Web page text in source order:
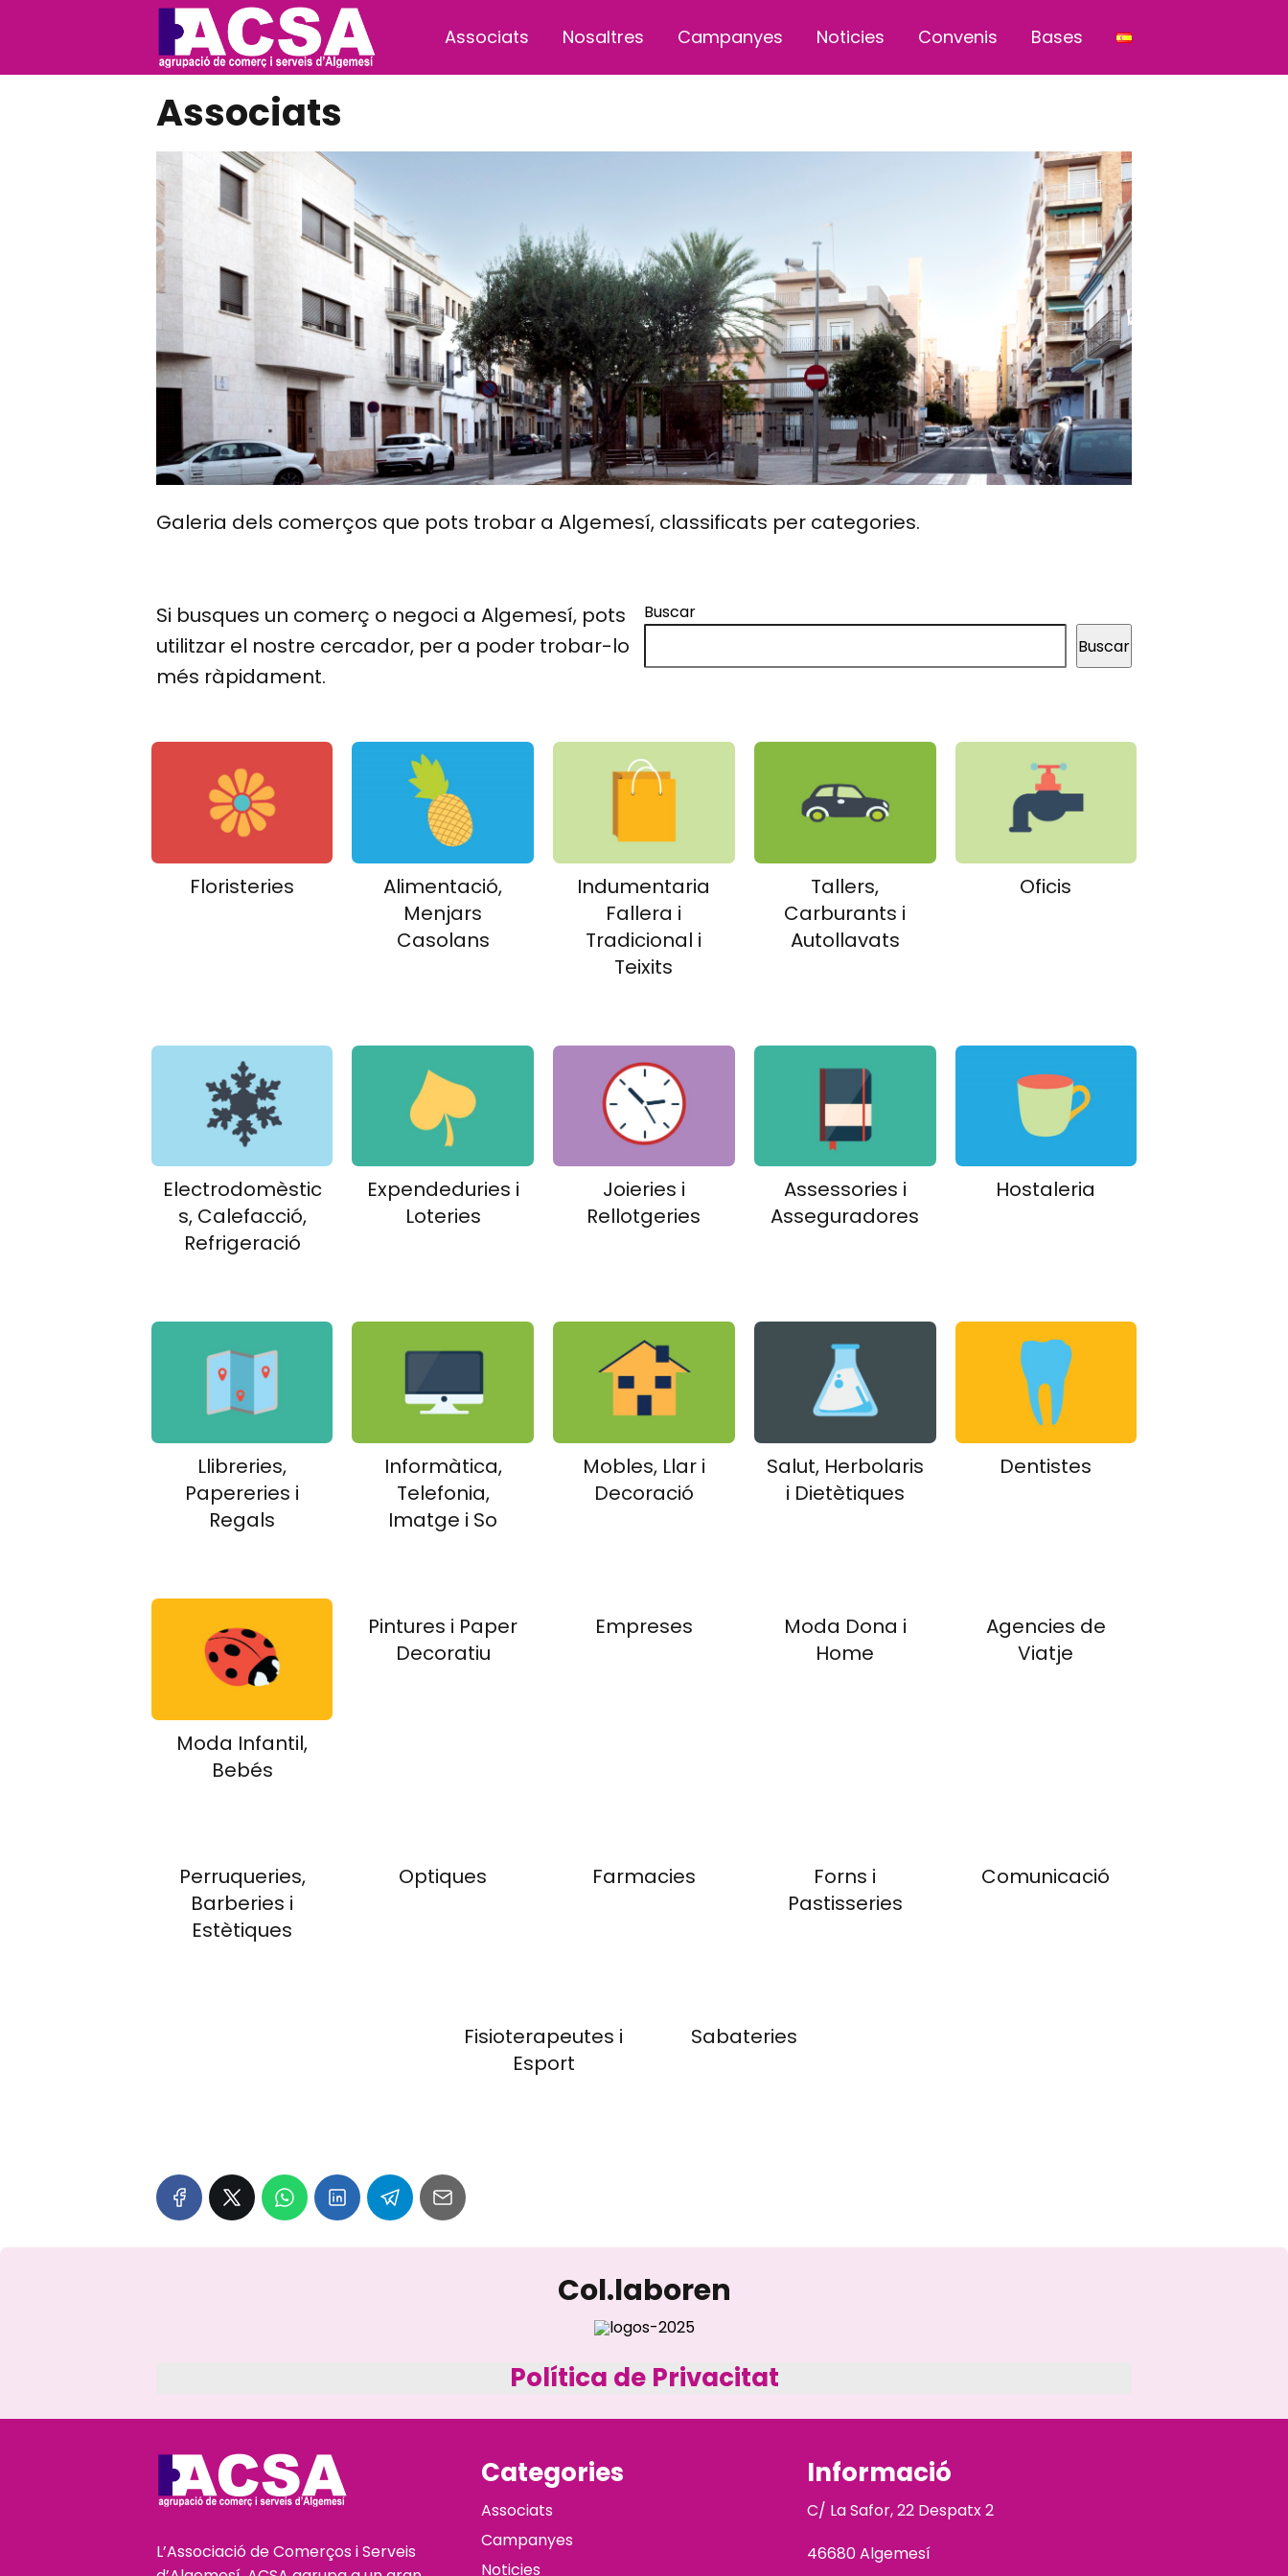
Associats Nosaltres Campanyes Noticies Convenis Bases
Associats
Galeria dels comerços que pots trobar a Algemesí, classificats per categories.
Si busques un comerç o negoci a Algemesí, pots
utilitzar el nostre cercador, per a poder trobar-lo
més ràpidament.
Buscar
Buscar
Floristeries
Alimentació,
Menjars
Casolans
Indumentaria
Fallera i
Tradicional i
Teixits
Tallers,
Carburants i
Autollavats
Oficis
Electrodomèstic
s, Calefacció,
Refrigeració
Expendeduries i
Loteries
Joieries i
Rellotgeries
Assessories i
Asseguradores
Hostaleria
Llibreries,
Papereries i
Regals
Informàtica,
Telefonia,
Imatge i So
Mobles, Llar i
Decoració
Salut, Herbolaris
i Dietètiques
Dentistes
Moda Infantil,
Bebés
Pintures i Paper
Decoratiu
Empreses
Moda Dona i
Home
Agencies de
Viatje
Perruqueries,
Barberies i
Estètiques
Optiques Farmacies
Forns i
Pastisseries
Comunicació
Fisioterapeutes i
Esport
Sabateries
Col.laboren
Política de Privacitat
L’Associació de Comerços i Serveis
Categories
Associats
Campanyes
Noticies
Informació
C/ La Safor, 22 Despatx 2
46680 Algemesí